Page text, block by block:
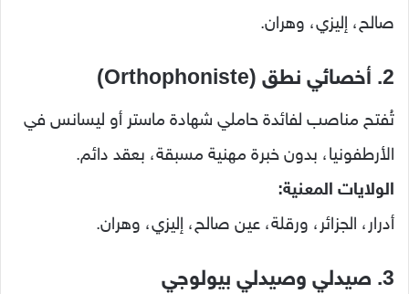
صالح، إليزي، وهران.
2. أخصائي نطق (Orthophoniste)
تُفتح مناصب لفائدة حاملي شهادة ماستر أو ليسانس في
الأرطفونيا، بدون خبرة مهنية مسبقة، بعقد دائم.
الولايات المعنية:
أدرار، الجزائر، ورقلة، عين صالح، إليزي، وهران.
3. صيدلي وصيدلي بيولوجي